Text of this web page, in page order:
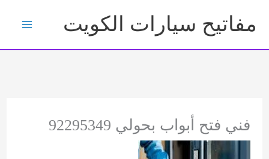
إلى
المحتوى
مفاتيح سيارات الكويت
فني فتح أبواب بحولي 92295349